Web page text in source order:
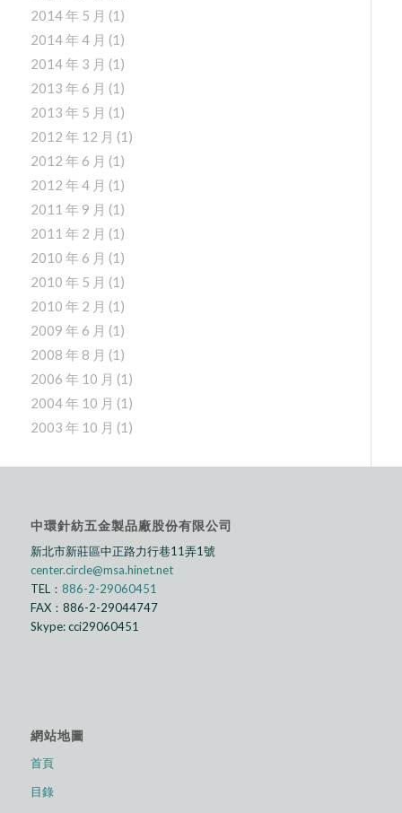
2014 年 5 月 (1)
2014 年 4 月 (1)
2014 年 3 月 (1)
2013 年 6 月 (1)
2013 年 5 月 (1)
2012 年 12 月 (1)
2012 年 6 月 (1)
2012 年 4 月 (1)
2011 年 9 月 (1)
2011 年 2 月 (1)
2010 年 6 月 (1)
2010 年 5 月 (1)
2010 年 2 月 (1)
2009 年 6 月 (1)
2008 年 8 月 (1)
2006 年 10 月 (1)
2004 年 10 月 (1)
2003 年 10 月 (1)
中環針紡五金製品廠股份有限公司
新北市新莊區中正路⼒行巷11弄1號
center.circle@msa.hinet.net
TEL： 886-2-29060451
FAX：886-2-29044747
Skype: cci29060451
網站地圖
首頁
目錄